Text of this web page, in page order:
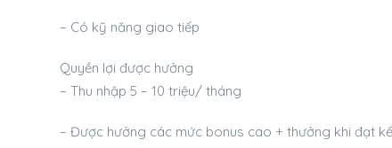
– Có kỹ năng giao tiếp
Quyền lợi được hưởng
– Thu nhập 5 – 10 triệu/ tháng
– Được hưởng các mức bonus cao + thưởng khi đạt